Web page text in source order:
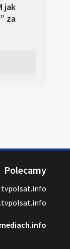
jak
za
Polecamy
tvpolsat.info